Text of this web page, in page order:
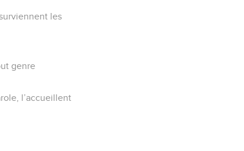
les
genre
l’accueillent